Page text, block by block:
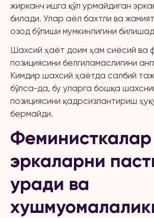
жирканч ишга қўл урмайдиган
билади. Улар аёл бахтли ва
озод бўлиши мумкинлигини
Шахсий ҳаёт доим ҳам сиёсий ва
позициясини белгиламаслигини
Кимдир шахсий ҳаётда салбий
бўлса-да, бу уларга бошқа
позициясини қадрсизлантириш
бермайди.
Феминисткалар
эркаларни
уради ва